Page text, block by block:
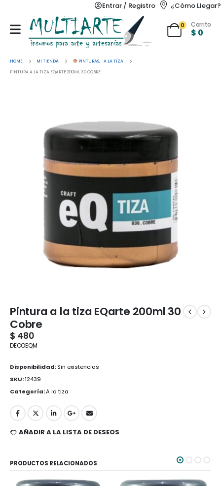
Entrar / Registro ¿Cómo Llegar?
0 Carrito
$ 0
HOME MI TIENDA PINTURAS, A LA TIZA
PINTURA A LA TIZA EQARTE 200ML 30 COBRE
Pintura a la tiza EQarte 200ml 30
Cobre
$ 480
DECOEQM
Disponibilidad:Sin existencias
SKU:12439
Categoría:A la tiza
AÑADIR A LA LISTA DE DESEOS
PRODUCTOS RELACIONADOS